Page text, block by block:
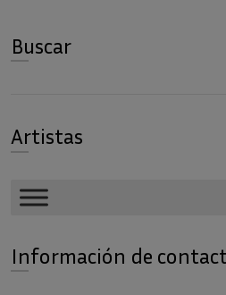
Buscar
Artistas
Información de